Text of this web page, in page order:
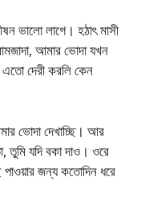
ভালো লাগে। হঠাৎ মাসী
আমার ভোদা যখন
দেরী করলি কেন
ভোদা দেখাচ্ছি। আর
যদি বকা দাও। ওরে
পাওয়ার জন্য কতোদিন ধরে